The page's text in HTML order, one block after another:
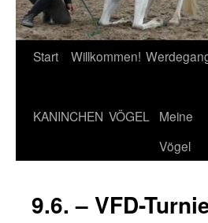
Zum
springen
Start Willkommen!
KANINCHEN VÖGEL
Meine
Vögel
9.6. – VFD-